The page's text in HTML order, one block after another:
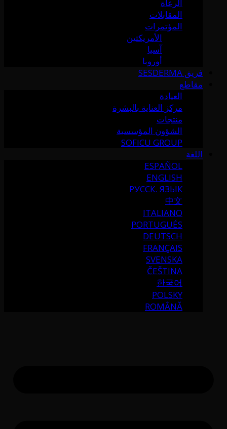
الرعاة
المقابلات
المؤتمرات
الأمريكتين
آسيا
أوروبا
فريق SESDERMA
مقاطع
العيادة
مركز العناية بالبشرة
منتجات
الشؤون المؤسسية
SOFICU GROUP
اللغة
ESPAÑOL
ENGLISH
РУССК. ЯЗЫК
中文
ITALIANO
PORTUGUÉS
DEUTSCH
FRANÇAIS
SVENSKA
ČEŠTINA
한국어
POLSKY
ROMÂNĂ